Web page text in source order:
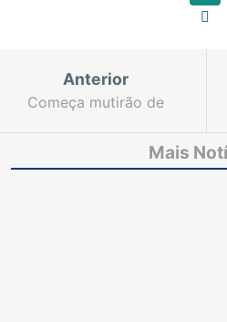
Anterior
Começa mutirão de
Mais